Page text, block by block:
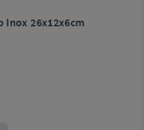
Inox 26x12x6cm